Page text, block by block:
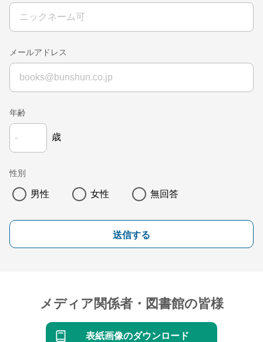
メールアドレス
年齢
歳
性別
男性 女性 無回答
送信する
メディア関係者・図書館の皆様
表紙画像のダウンロード